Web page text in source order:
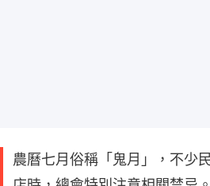
農曆七月俗稱「鬼月」，不少